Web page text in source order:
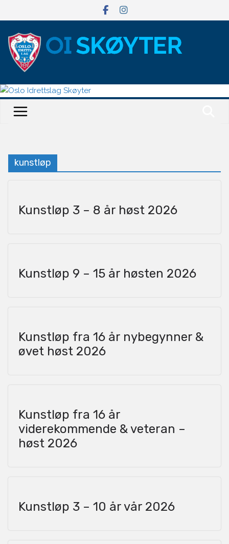
kunstløp
Kunstløp 3 – 8 år høst 2026
Kunstløp 9 – 15 år høsten 2026
Kunstløp fra 16 år nybegynner &
øvet høst 2026
Kunstløp fra 16 år
viderekommende & veteran –
høst 2026
Kunstløp 3 – 10 år vår 2026